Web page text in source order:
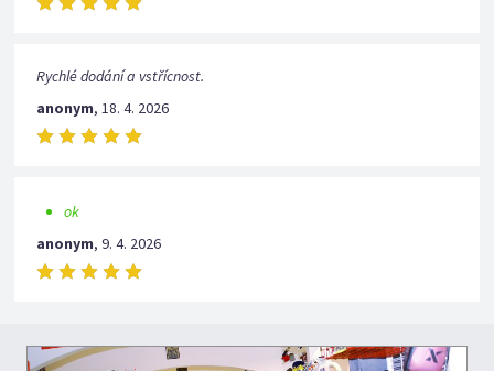
Rychlé dodání a vstřícnost.
anonym,18. 4. 2026
ok
anonym,9. 4. 2026